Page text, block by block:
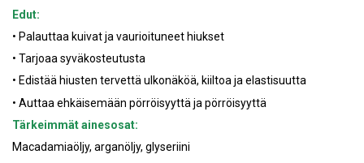
Edut:
• Palauttaa kuivat ja vaurioituneet hiukset
• Tarjoaa syväkosteutusta
• Edistää hiusten tervettä ulkonäköä, kiiltoa ja elastisuutta
• Auttaa ehkäisemään pörröisyyttä ja pörröisyyttä
Tärkeimmät ainesosat:
Macadamiaöljy, arganöljy, glyseriini